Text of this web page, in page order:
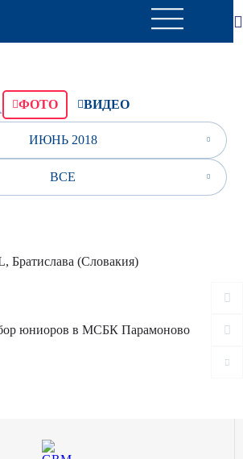
ФОТО ВИДЕО
ИЮНЬ 2018
ВСЕ
Братислава (Словакия)
юниоров в МСБК Парамоново